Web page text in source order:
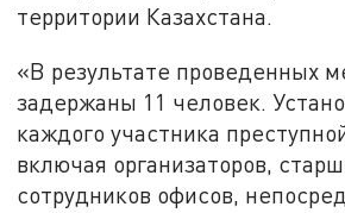
территории Казахстана.
«В результате проведенных
задержаны 11 человек.
каждого участника
включая организаторов,
сотрудников офисов,